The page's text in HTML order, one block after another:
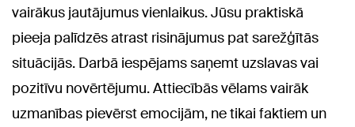
vairākus jautājumus vienlaikus. Jūsu praktiskā
pieeja palīdzēs atrast risinājumus pat sarežģītās
situācijās. Darbā iespējams saņemt uzslavas vai
pozitīvu novērtējumu. Attiecībās vēlams vairāk
uzmanības pievērst emocijām, ne tikai faktiem un